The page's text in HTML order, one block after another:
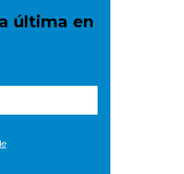
última en